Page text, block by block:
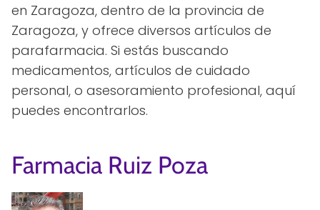
en Zaragoza, dentro de la provincia de
Zaragoza, y ofrece diversos artículos de
parafarmacia. Si estás buscando
medicamentos, artículos de cuidado
personal, o asesoramiento profesional, aquí
puedes encontrarlos.
Farmacia Ruiz Poza